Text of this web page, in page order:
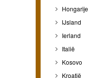
Hongarije
IJsland
Ierland
Italië
Kosovo
Kroatië